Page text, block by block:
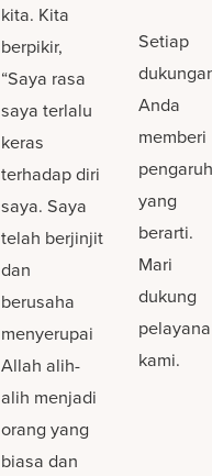
kita. Kita
berpikir,
“Saya rasa
saya terlalu
keras
terhadap diri
saya. Saya
telah berjinjit
dan
berusaha
menyerupai
Allah alih-
alih menjadi
orang yang
biasa dan
Setiap
Anda
memberi
pengaruh
yang
berarti.
Mari
dukung
kami.